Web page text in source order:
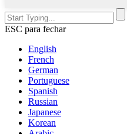
ESC para fechar
English
French
German
Portuguese
Spanish
Russian
Japanese
Korean